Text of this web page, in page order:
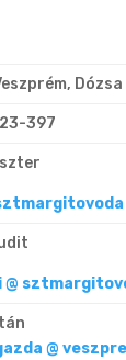
Dózsa
397
@
@